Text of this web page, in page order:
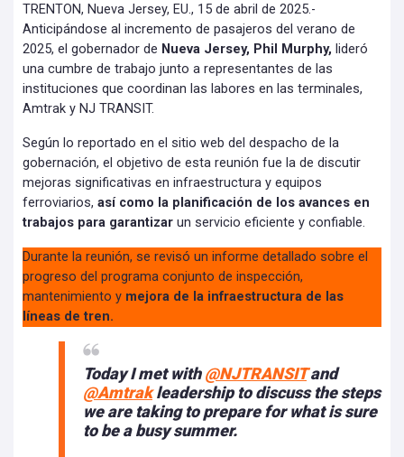
TRENTON, Nueva Jersey, EU., 15 de abril de 2025.-
Anticipándose al incremento de pasajeros del verano de
2025, el gobernador de Nueva Jersey, Phil Murphy, lideró
una cumbre de trabajo junto a representantes de las
instituciones que coordinan las labores en las terminales,
Amtrak y NJ TRANSIT.
Según lo reportado en el sitio web del despacho de la
gobernación, el objetivo de esta reunión fue la de discutir
mejoras significativas en infraestructura y equipos
ferroviarios, así como la planificación de los avances en
trabajos para garantizar un servicio eficiente y confiable.
Durante la reunión, se revisó un informe detallado sobre el
progreso del programa conjunto de inspección,
mantenimiento y mejora de la infraestructura de las
líneas de tren.
Today I met with@NJTRANSITand
@Amtrakleadership to discuss the steps
we are taking to prepare for what is sure
to be a busy summer.